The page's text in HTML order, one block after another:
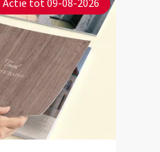
Actie tot 09-08-2026